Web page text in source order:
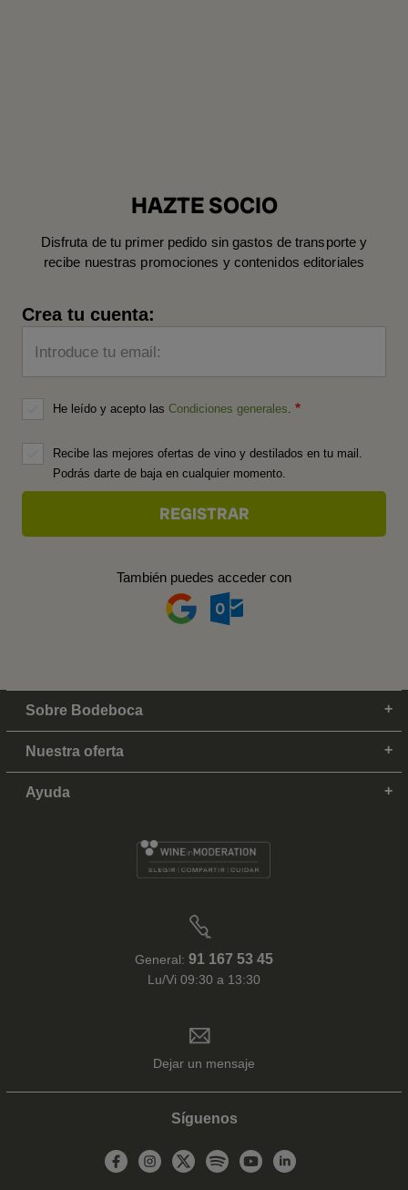
HAZTE SOCIO
Disfruta de tu primer pedido sin gastos de transporte y
recibe nuestras promociones y contenidos editoriales
Crea tu cuenta:
Introduce tu email:
He leído y acepto las Condiciones generales.
Recibe las mejores ofertas de vino y destilados en tu mail.
Podrás darte de baja en cualquier momento.
También puedes acceder con
Sobre Bodeboca
Nuestra oferta
Ayuda
General: 91 167 53 45
Lu/Vi 09:30 a 13:30
Dejar un mensaje
Síguenos